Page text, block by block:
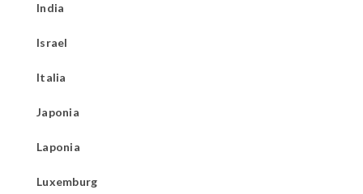
India
Israel
Italia
Japonia
Laponia
Luxemburg